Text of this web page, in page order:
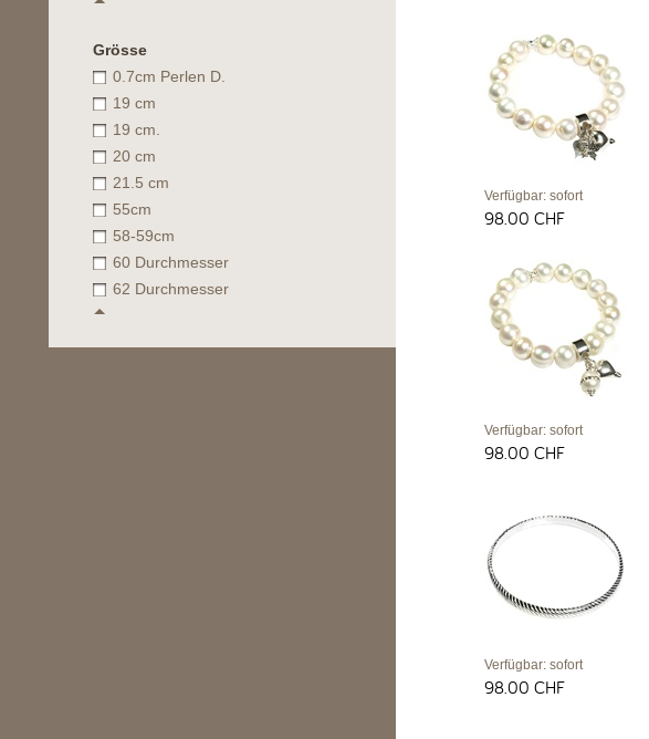
Grösse
0.7cm Perlen D.
19 cm
19 cm.
20 cm
21.5 cm
55cm
58-59cm
60 Durchmesser
62 Durchmesser
Verfügbar: sofort
98.00 CHF
Verfügbar: sofort
98.00 CHF
Verfügbar: sofort
98.00 CHF